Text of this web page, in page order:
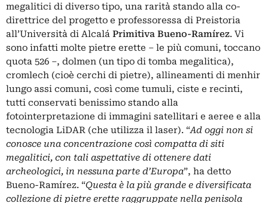
megalitici di diverso tipo, una rarità stando alla co-
direttrice del progetto e professoressa di Preistoria
all’Università di Alcalá Primitiva Bueno-Ramírez. Vi
sono infatti molte pietre erette – le più comuni, toccano
quota 526 –, dolmen (un tipo di tomba megalitica),
cromlech (cioè cerchi di pietre), allineamenti di menhir
lungo assi comuni, così come tumuli, ciste e recinti,
tutti conservati benissimo stando alla
fotointerpretazione di immagini satellitari e aeree e alla
tecnologia LiDAR (che utilizza il laser). “Ad oggi non si
conosce una concentrazione così compatta di siti
megalitici, con tali aspettative di ottenere dati
archeologici, in nessuna parte d’Europa”, ha detto
Bueno-Ramírez. “Questa è la più grande e diversificata
collezione di pietre erette raggruppate nella penisola